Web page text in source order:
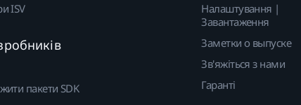
ISV
пакети SDK
Налаштування |
Завантаження
Заметки о выпуске
Зв'яжіться з нами
Гаранті